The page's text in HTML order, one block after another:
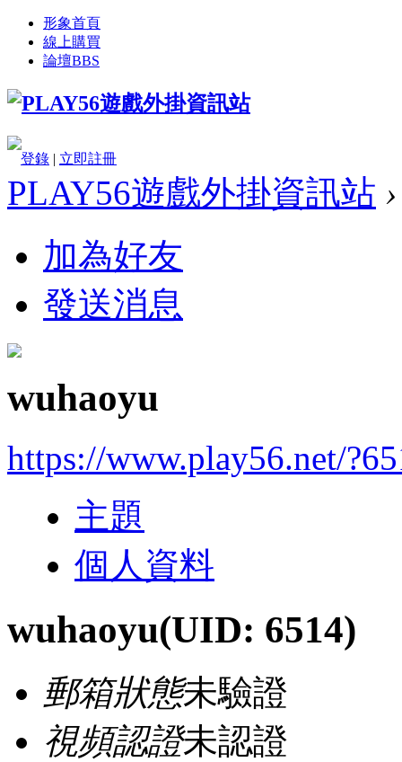
形象首頁
線上購買
論壇BBS
登錄 | 立即註冊
PLAY56遊戲外掛資訊站 ›
加為好友
發送消息
wuhaoyu
https://www.play56.net/
主題
個人資料
wuhaoyu(UID: 6514)
郵箱狀態未驗證
視頻認證未認證